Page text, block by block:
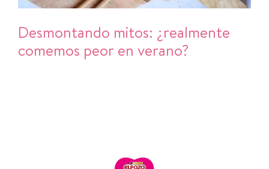
Desmontando mitos: ¿realmente
comemos peor en verano?